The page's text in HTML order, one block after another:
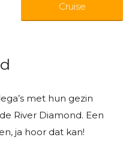
Cruise
met hun gezin
River Diamond. Een
ja hoor dat kan!